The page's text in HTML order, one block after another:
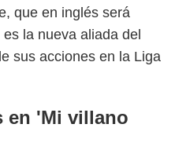
que en inglés será
la nueva aliada del
sus acciones en la Liga
en 'Mi villano